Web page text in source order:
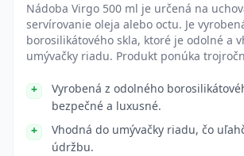
Nádoba Virgo 500 ml je určená na
servírovanie oleja alebo octu. Je
borosilikátového skla, ktoré je odolné a
umývačky riadu. Produkt ponúka
Vyrobená z odolného
bezpečné a luxusné.
Vhodná do umývačky riadu, čo
údržbu.